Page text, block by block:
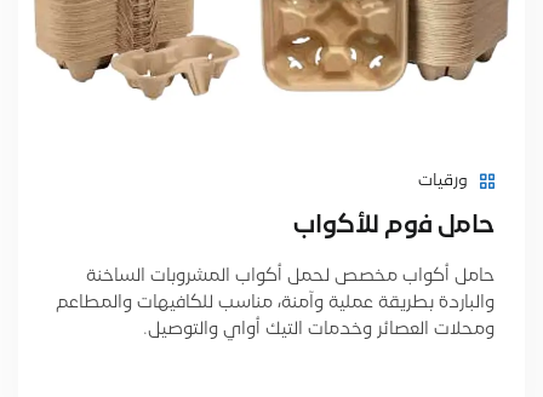
ورقيات
ﺣﺎﻣل ﻓوم ﻟﻸﻛواب
حامل أكواب مخصص لحمل أكواب المشروبات الساخنة
والباردة بطريقة عملية وآمنة، مناسب للكافيهات والمطاعم
ومحلات العصائر وخدمات التيك أواي والتوصيل.